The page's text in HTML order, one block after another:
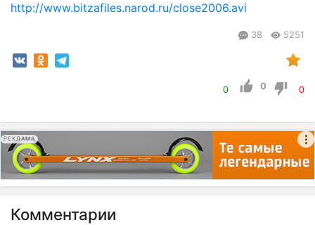
http://www.bitzafiles.narod.ru/close2006.avi
38 5251
0 0 0
РЕКЛАМА
Комментарии